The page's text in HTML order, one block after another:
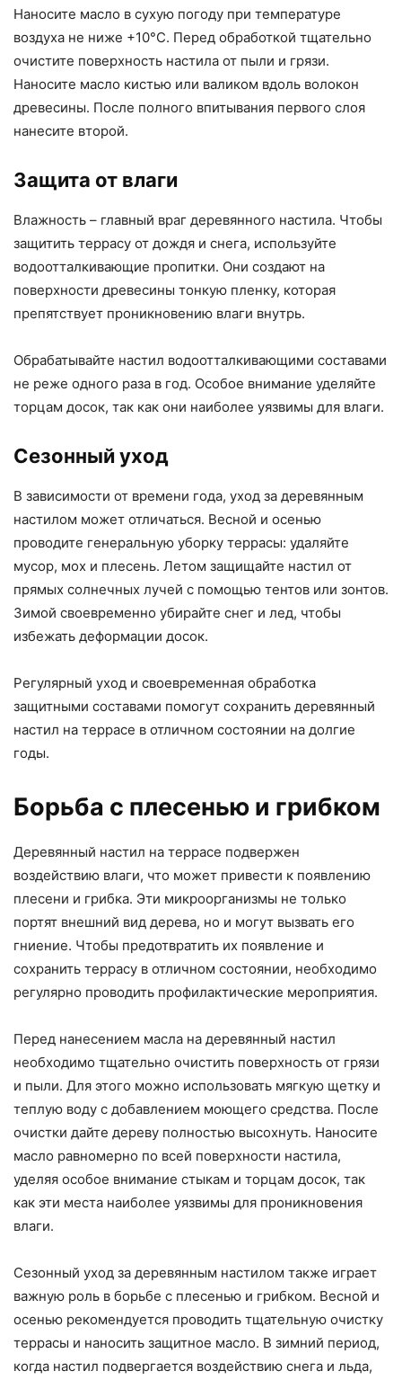
Наносите масло в сухую погоду при температуре
воздуха не ниже +10°C. Перед обработкой тщательно
очистите поверхность настила от пыли и грязи.
Наносите масло кистью или валиком вдоль волокон
древесины. После полного впитывания первого слоя
нанесите второй.
Защита от влаги
Влажность – главный враг деревянного настила. Чтобы
защитить террасу от дождя и снега, используйте
водоотталкивающие пропитки. Они создают на
поверхности древесины тонкую пленку, которая
препятствует проникновению влаги внутрь.
Обрабатывайте настил водоотталкивающими составами
не реже одного раза в год. Особое внимание уделяйте
торцам досок, так как они наиболее уязвимы для влаги.
Сезонный уход
В зависимости от времени года, уход за деревянным
настилом может отличаться. Весной и осенью
проводите генеральную уборку террасы: удаляйте
мусор, мох и плесень. Летом защищайте настил от
прямых солнечных лучей с помощью тентов или зонтов.
Зимой своевременно убирайте снег и лед, чтобы
избежать деформации досок.
Регулярный уход и своевременная обработка
защитными составами помогут сохранить деревянный
настил на террасе в отличном состоянии на долгие
годы.
Борьба с плесенью и грибком
Деревянный настил на террасе подвержен
воздействию влаги, что может привести к появлению
плесени и грибка. Эти микроорганизмы не только
портят внешний вид дерева, но и могут вызвать его
гниение. Чтобы предотвратить их появление и
сохранить террасу в отличном состоянии, необходимо
регулярно проводить профилактические мероприятия.
Перед нанесением масла на деревянный настил
необходимо тщательно очистить поверхность от грязи
и пыли. Для этого можно использовать мягкую щетку и
теплую воду с добавлением моющего средства. После
очистки дайте дереву полностью высохнуть. Наносите
масло равномерно по всей поверхности настила,
уделяя особое внимание стыкам и торцам досок, так
как эти места наиболее уязвимы для проникновения
влаги.
Сезонный уход за деревянным настилом также играет
важную роль в борьбе с плесенью и грибком. Весной и
осенью рекомендуется проводить тщательную очистку
террасы и наносить защитное масло. В зимний период,
когда настил подвергается воздействию снега и льда,